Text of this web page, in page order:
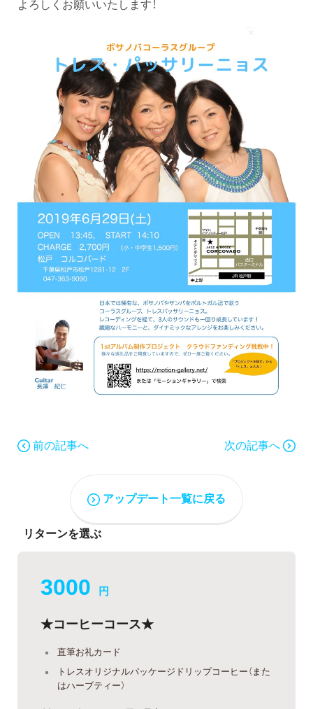
前の記事へ 次の記事へ
アップデート一覧に戻る
リターンを選ぶ
3000 円
★コーヒーコース★
直筆お礼カード
トレスオリジナルパッケージドリップコーヒー（また
はハーブティー）